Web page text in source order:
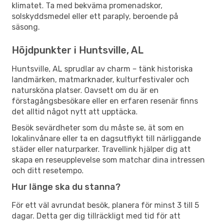
klimatet. Ta med bekväma promenadskor,
solskyddsmedel eller ett paraply, beroende på
säsong.
Höjdpunkter i Huntsville, AL
Huntsville, AL sprudlar av charm – tänk historiska
landmärken, matmarknader, kulturfestivaler och
natursköna platser. Oavsett om du är en
förstagångsbesökare eller en erfaren resenär finns
det alltid något nytt att upptäcka.
Besök sevärdheter som du måste se, ät som en
lokalinvånare eller ta en dagsutflykt till närliggande
städer eller naturparker. Travellink hjälper dig att
skapa en reseupplevelse som matchar dina intressen
och ditt resetempo.
Hur länge ska du stanna?
För ett väl avrundat besök, planera för minst 3 till 5
dagar. Detta ger dig tillräckligt med tid för att